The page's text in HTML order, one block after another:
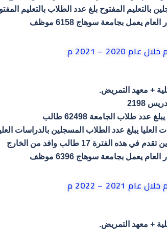
بالتعليم المفتوح بلغ عدد الطلاب بالتعليم المفتوح 1146
يعمل بجامعة سوهاج 6158 موظف
2020 – 2021 م
2198
عدد طلاب الجامعة 62498 طالب
يبلغ عدد الطلاب المسجلين بالدراسات العليا 4869
هذه الفترة 17 طالب وافد من الخارج
يعمل بجامعة سوهاج 6396 موظف
2021 – 2022 م